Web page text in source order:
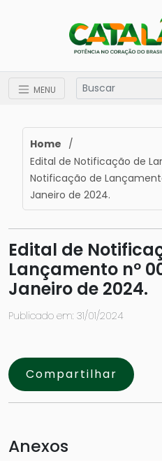
MENU
Home /
Edital de Notificação de
Notificação de
Janeiro de 2024.
Edital de
Lançamento nº
Janeiro de 2024.
Publicado em: 31/01/2024
Compartilhar
Anexos